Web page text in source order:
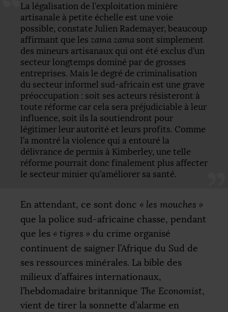
La légalisation de l’exploitation minière
artisanale à petite échelle est une voie
possible, constate Julien Rademayer, beaucoup
affirmant que les zama zama sont simplement
des mineurs artisanaux qui ont été exclus d’un
secteur longtemps dominé par de grosses
entreprises. Mais le degré de criminalisation
du secteur informel sud-africain est une grave
préoccupation : soit ses acteurs résisteront à
toute réforme car cela sera préjudiciable à leur
influence, soit ils la soutiendront pour
légitimer leur autorité et leurs profits. Comme
l’a montré la violence qui a entouré la
délivrance de permis à Kimberley, une telle
réforme pourrait donc finalement plus affecter
le secteur minier qu’améliorer sa santé.
En attendant, ce sont donc « les mouches »
que la police sud-africaine chasse, pendant
que les « tigres » du crime organisé
continuent de saigner l’Afrique du Sud de
ses ressources minérales. La bible des
milieux d’affaires internationaux,
l’hebdomadaire britannique The Economist,
vient de tirer la sonnette d’alarme en